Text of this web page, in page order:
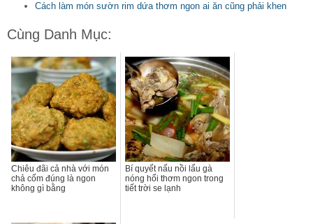
Cách làm món sườn rim dứa thơm ngon ai ăn cũng phải khen
Cùng Danh Mục:
Chiêu đãi cả nhà với món
chả cốm đúng là ngon
không gì bằng
Bí quyết nấu nồi lẩu gà
nóng hổi thơm ngon trong
tiết trời se lạnh